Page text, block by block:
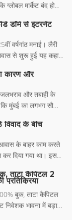
ग्लोबल मार्केट बंद हो
डॉर्म से इंटरनेट
वर्षगांठ मनाई। लैरी
से शुरू हुई यह कहानी
AI तक, कंपनी ने हर
कारण और
और तबाही के
कि मुंबई का लगभग सौ
की तेजी से हो रही
भी इस समस्या
के बीच
के बाहर काम करते
कर दिया गया था। इस
जानकारी महत्वपूर्ण है
सौंपा गया था या नहीं।
में उथल-पुथल मचा दी है।
ताटा कैपिटल 2
प्रतिक्रिया
बुक, ताटा कैपिटल
निवेशक भावना में बड़ा